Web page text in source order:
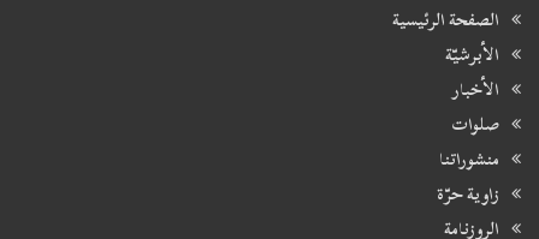
الصفحة الرئيسية
الأبرشيّة
الأخبار
صلوات
منشوراتنا
زاوية حرّة
الروزنامة